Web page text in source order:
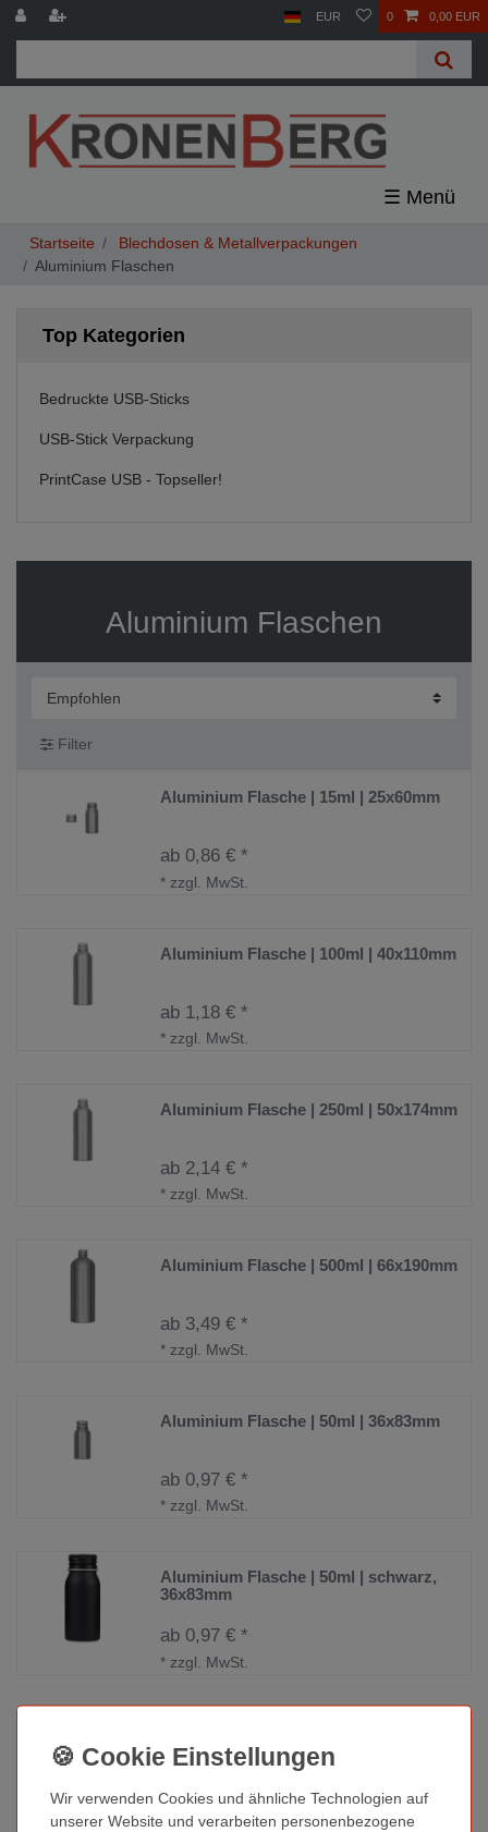
EUR 0 0,00 EUR
☰
Blechdosen & Metallverpackungen
Aluminium Flaschen
Top Kategorien
Bedruckte USB-Sticks
USB-Stick Verpackung
PrintCase USB - Topseller!
Aluminium Flaschen
Filter
Aluminium Flasche | 15ml | 25x60mm
ab 0,86 € *
* zzgl. MwSt.
Aluminium Flasche | 100ml | 40x110mm
ab 1,18 € *
* zzgl. MwSt.
Aluminium Flasche | 250ml | 50x174mm
ab 2,14 € *
* zzgl. MwSt.
Aluminium Flasche | 500ml | 66x190mm
ab 3,49 € *
* zzgl. MwSt.
Aluminium Flasche | 50ml | 36x83mm
ab 0,97 € *
*zzgl. MwSt.
Aluminium Flasche | 50ml | schwarz,
36x83mm
ab 0,97 € *
* zzgl. MwSt.
ab 0,63 € *
*zzgl. MwSt.
Wir verwenden Cookies und ähnliche Technologien auf
unserer Website und verarbeiten personenbezogene